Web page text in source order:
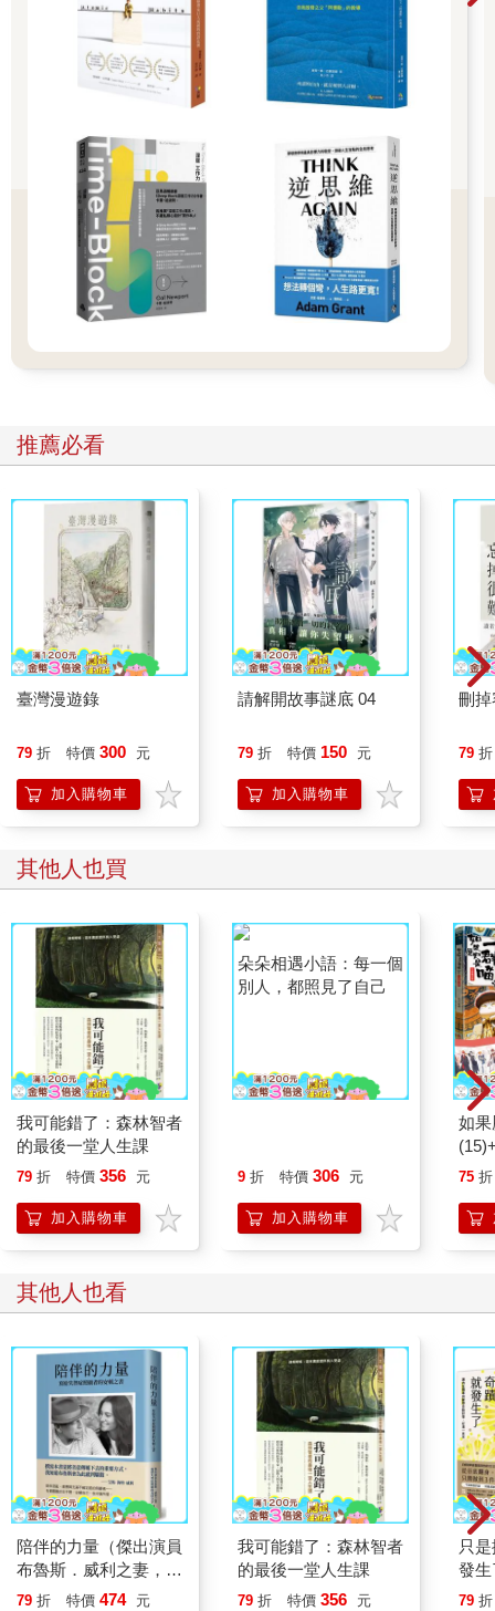
突然，一種奇怪的感覺湧上心頭──我似乎站在陡峭的懸崖邊緣，
向前邁出的這一步，要麼讓我送命，要麼為我帶來永恆的幸福。
「和你想的差不多。」凱西評論道，然後笑了。「但沒有那麼嚴
我還沒問她怎麼知道我在想什麼，她便說：「要不這樣，在你走
出門之前，我先解釋一下。」她指著菜單說：「你來唸第一個問
題，但要用隨意瞥一眼路標、那種無關緊要的態度。」
我困惑地看著她。她說：「試試吧。」
我快速地看了一眼菜單。驚奇的是，問題慢慢地從「你為什麼在
這裡？」變成「我為什麼在這裡？」。
我看了看凱西，再看了看菜單，又看了看凱西。
「妳有看到……？」我語無倫次。「剛剛菜單……那是怎麼回
「我不確定你是不是準備好接受這個問題的答案了。」她回答。
「什麼意思？」我問道，音量有點高。我再次看了看菜單，又看
了看凱西。「是妳嗎？是妳讓菜單上的字變了，對吧？」
我完全搞不清楚發生了什麼事，也不確定留下來搞清楚是不是個
凱西看著我，輕鬆地說：「約翰，你有注意到菜單上的問題變成
什麼了呢？」
在又變回原來的那一句。為什麼？怎麼會這樣？」
那個問題、變得不一樣的問題──」
「『我為什麼在這裡？』」我打斷她。
她冷靜地點點頭。「對，就是這個。這不是個隨意的提問。瀏覽
而過是一回事，但當你不只是一瞥而過，而是真正地思考這個問
題，然後捫心自問──你的世界就會改變了。」她拿起菜單，翻過
來，指著印有「在點餐之前……」的地方。
「我知道我的話聽起來很強烈，所以我們才把這段話放在菜單前
面。」
Chapter 08 存在的意義
我不確定我在這裡做什麼。
我甚至不確定自己知道這到底是個什麼地方。
---
我坐在那裡看著她，被這荒謬的處境震住了。
三更半夜，我在一家咖啡館裡，不知道自己置身何地，聽著一個
推薦必看
臺灣漫遊錄
79 折 特價 300 元
加入購物車
請解開故事謎底 04
79 折 特價 150 元
加入購物車
刪
79 折
其他人也買
我可能錯了：森林智者
的最後一堂人生課
79 折 特價 356 元
加入購物車
9 折 特價 306 元
加入購物車
如
喵
75 折
其他人也看
陪伴的力量（傑出演員
布魯斯．威利之妻，親
歷失智症照顧的真情分
79 折 特價 474 元
我可能錯了：森林智者
的最後一堂人生課
79 折 特價 356 元
只
發
率
79 折